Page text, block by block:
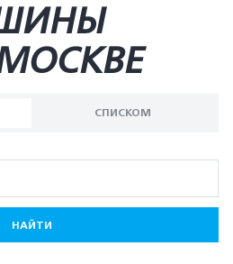
СПИСКОМ
НАЙТИ